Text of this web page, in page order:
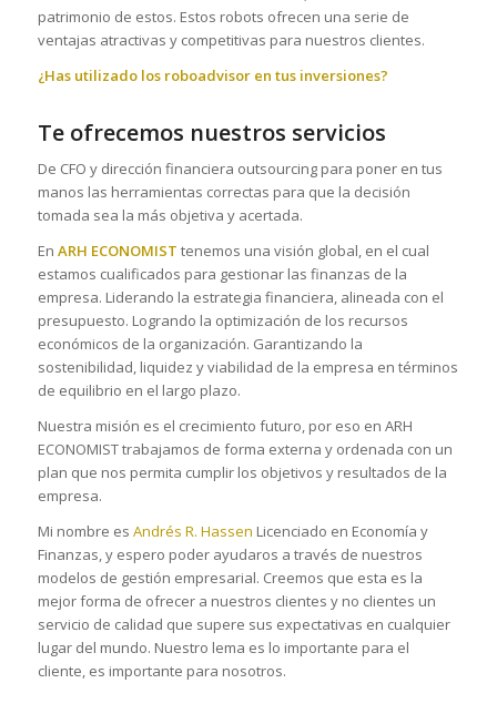
patrimonio de estos. Estos robots ofrecen una serie de
ventajas atractivas y competitivas para nuestros clientes.
¿Has utilizado los roboadvisor en tus inversiones?
Te ofrecemos nuestros servicios
De CFO y dirección financiera outsourcing para poner en tus
manos las herramientas correctas para que la decisión
tomada sea la más objetiva y acertada.
En ARH ECONOMIST tenemos una visión global, en el cual
estamos cualificados para gestionar las finanzas de la
empresa. Liderando la estrategia financiera, alineada con el
presupuesto. Logrando la optimización de los recursos
económicos de la organización. Garantizando la
sostenibilidad, liquidez y viabilidad de la empresa en términos
de equilibrio en el largo plazo.
Nuestra misión es el crecimiento futuro, por eso en ARH
ECONOMIST trabajamos de forma externa y ordenada con un
plan que nos permita cumplir los objetivos y resultados de la
empresa.
Mi nombre es Andrés R. Hassen Licenciado en Economía y
Finanzas, y espero poder ayudaros a través de nuestros
modelos de gestión empresarial. Creemos que esta es la
mejor forma de ofrecer a nuestros clientes y no clientes un
servicio de calidad que supere sus expectativas en cualquier
lugar del mundo. Nuestro lema es lo importante para el
cliente, es importante para nosotros.